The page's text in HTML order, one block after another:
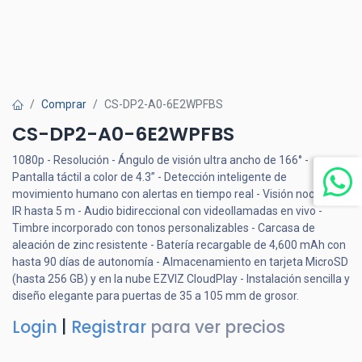
Comprar CS-DP2-A0-6E2WPFBS
CS-DP2-A0-6E2WPFBS
1080p - Resolución - Ángulo de visión ultra ancho de 166° -
Pantalla táctil a color de 4.3” - Detección inteligente de
movimiento humano con alertas en tiempo real - Visión nocturna
IR hasta 5 m - Audio bidireccional con videollamadas en vivo -
Timbre incorporado con tonos personalizables - Carcasa de
aleación de zinc resistente - Batería recargable de 4,600 mAh con
hasta 90 días de autonomía - Almacenamiento en tarjeta MicroSD
(hasta 256 GB) y en la nube EZVIZ CloudPlay - Instalación sencilla y
diseño elegante para puertas de 35 a 105 mm de grosor.
Login Registrar para ver precios